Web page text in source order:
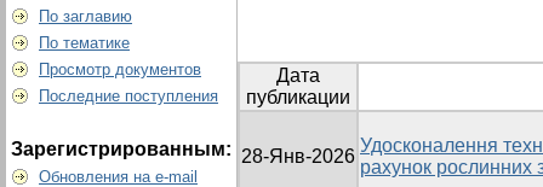
По заглавию
По тематике
Просмотр документов
Последние поступления
Зарегистрированным:
Обновления на e-mail
Дата
публикации
28-Янв-2026
Удосконалення
рахунок рослинних